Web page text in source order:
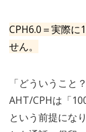
CPH6.0＝実際に
せん。
「どういうこと
AHT/CPHは「
という前提にな